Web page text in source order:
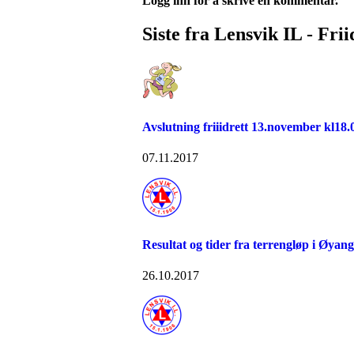
Siste fra Lensvik IL -
Avslutning friiidrett 13.november
07.11.2017
Resultat og tider fra terrengløp i
26.10.2017